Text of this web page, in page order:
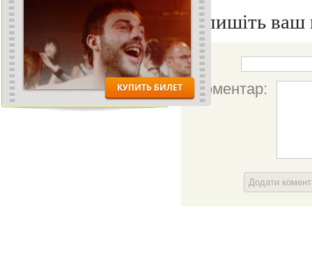
Напишіть ваш
Ім'я:
Коментар:
Додати